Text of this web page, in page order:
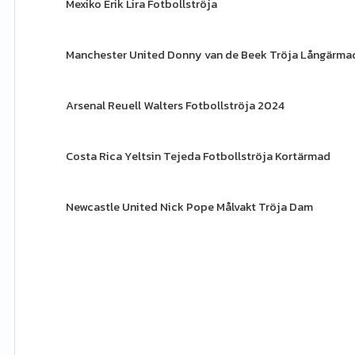
Mexiko Erik Lira Fotbollströja
Manchester United Donny van de Beek Tröja
Arsenal Reuell Walters Fotbollströja 2024
Costa Rica Yeltsin Tejeda Fotbollströja Kortärmad
Newcastle United Nick Pope Målvakt Tröja Dam